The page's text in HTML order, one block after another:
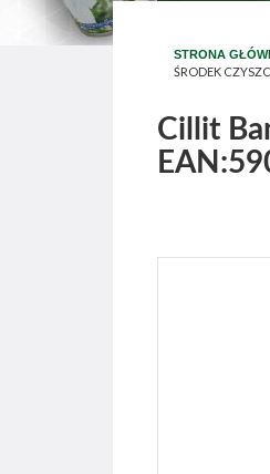
STRONA
ŚRODEK
Cillit